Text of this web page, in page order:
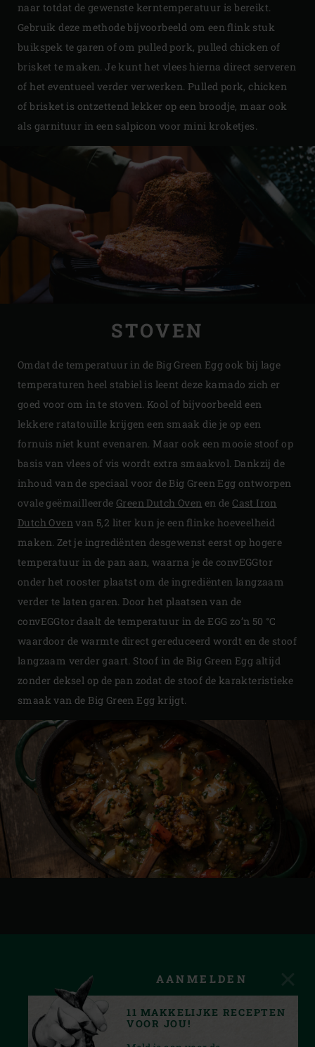
naar totdat de gewenste kerntemperatuur is bereikt.
Gebruik deze methode bijvoorbeeld om een flink stuk
buikspek te garen of om pulled pork, pulled chicken of
brisket te maken. Je kunt het vlees hierna direct serveren
of het eventueel verder verwerken. Pulled pork, chicken
of brisket is ontzettend lekker op een broodje, maar ook
als garnituur in een salpicon voor mini kroketjes.
STOVEN
Omdat de temperatuur in de Big Green Egg ook bij lage
temperaturen heel stabiel is leent deze kamado zich er
goed voor om in te stoven. Kool of bijvoorbeeld een
lekkere ratatouille krijgen een smaak die je op een
fornuis niet kunt evenaren. Maar ook een mooie stoof op
basis van vlees of vis wordt extra smaakvol. Dankzij de
inhoud van de speciaal voor de Big Green Egg ontworpen
ovale geëmailleerde Green Dutch Oven en deCast Iron
Dutch Ovenvan 5,2 liter kun je een flinke hoeveelheid
maken. Zet je ingrediënten desgewenst eerst op hogere
temperatuur in de pan aan, waarna je de convEGGtor
onder het rooster plaatst om de ingrediënten langzaam
verder te laten garen. Door het plaatsen van de
convEGGtor daalt de temperatuur in de EGG zo’n 50 °C
waardoor de warmte direct gereduceerd wordt en de stoof
langzaam verder gaart. Stoof in de Big Green Egg altijd
zonder deksel op de pan zodat de stoof de karakteristieke
smaak van de Big Green Egg krijgt.
AANMELDEN
11 MAKKELIJKE RECEPTEN
VOOR JOU!